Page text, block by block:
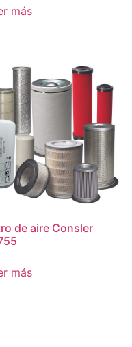
más
de aire Consler
más